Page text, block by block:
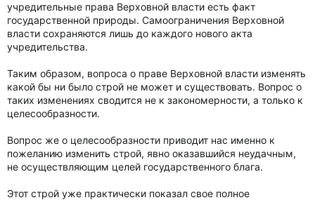
учредительные права Верховной власти есть факт
государственной природы. Самоограничения Верховной
власти сохраняются лишь до каждого нового акта
учредительства.
Таким образом, вопроса о праве Верховной власти изменять
какой бы ни было строй не может и существовать. Вопрос о
таких изменениях сводится не к закономерности, а только к
целесообразности.
Вопрос же о целесообразности приводит нас именно к
пожеланию изменить строй, явно оказавшийся неудачным,
не осуществляющим целей государственного блага.
Этот строй уже практически показал свое полное